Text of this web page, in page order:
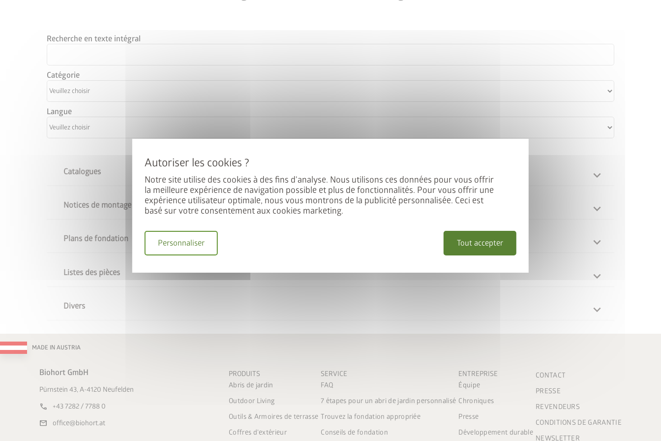
Notre site utilise des cookies à des fins d'analyse. Nous utilisons ces données pour vous offrir
la meilleure expérience de navigation possible et plus de fonctionnalités. Pour vous offrir une
expérience utilisateur optimale, nous vous montrons de la publicité personnalisée. Ceci est
basé sur votre consentement aux cookies marketing.
Tout accepter
Personnaliser
Recherche en texte intégral
Catégorie
Langue
Catalogues
Notices de montage
Plans de fondation
Listes des pièces
Divers
MADE IN AUSTRIA
Biohort GmbH
Pürnstein 43, A-4120 Neufelden
call +43 7282 / 7788 0
mail office@biohort.at
PRODUITS
Abris de jardin
Outdoor Living
Outils & Armoires de terrasse
Coffres d'extérieur
SERVICE
FAQ
7 étapes pour un abri de jardin personnalisé
Trouvez la fondation appropriée
Conseils de fondation
ENTREPRISE
Équipe
Chroniques
Presse
Développement durable
CONTACT
PRESSE
REVENDEURS
CONDITIONS DE GARANTIE
NEWSLETTER